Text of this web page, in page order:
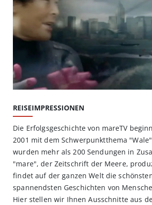
REISEIMPRESSIONEN
Die Erfolgsgeschichte von mareTV
2001 mit dem Schwerpunktthema
wurden mehr als 200 Sendungen in
"mare", der Zeitschrift der Meere,
findet auf der ganzen Welt die
spannendsten Geschichten von
Hier stellen wir Ihnen Ausschnitte aus